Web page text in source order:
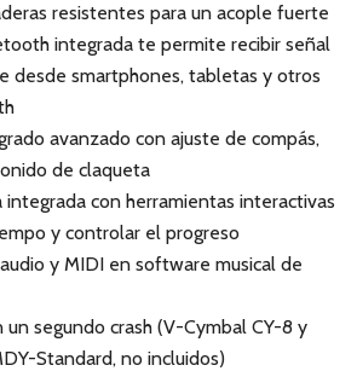
resistentes para un acople fuerte
integrada te permite recibir señal
desde smartphones, tabletas y otros
avanzado con ajuste de compás,
de claqueta
integrada con herramientas interactivas
y controlar el progreso
y MIDI en software musical de
un segundo crash (V-Cymbal CY-8 y
Standard, no incluidos)